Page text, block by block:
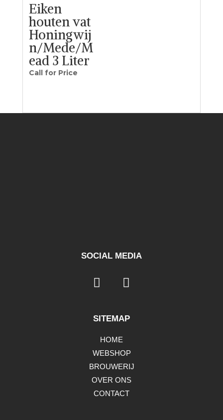
Eiken
houten vat
Honingwij
n/Mede/M
ead 3 Liter
Call for Price
SOCIAL MEDIA
SITEMAP
HOME
WEBSHOP
BROUWERIJ
OVER ONS
CONTACT